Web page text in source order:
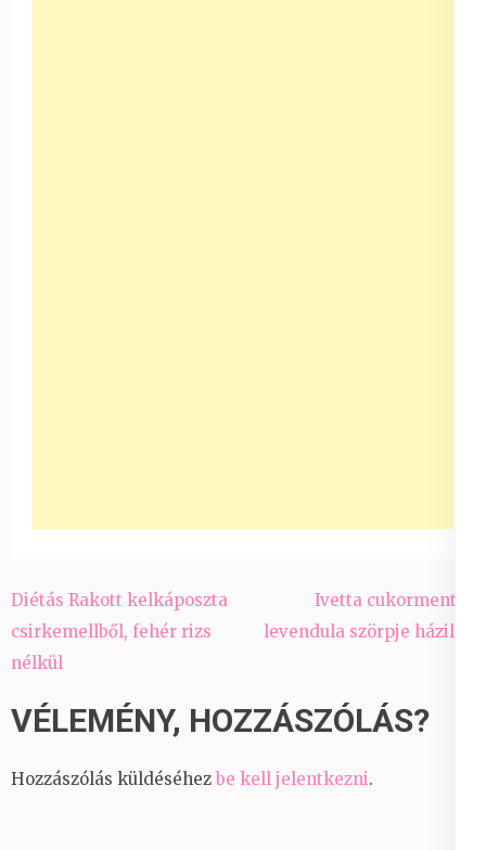
Bejegyzés
navigáció
Diétás Rakott kelkáposzta
csirkemellből, fehér rizs
nélkül
Ivetta cukormentes
levendula szörpje házilag
VÉLEMÉNY, HOZZÁSZÓLÁS?
Hozzászólás küldéséhez be kell jelentkezni.